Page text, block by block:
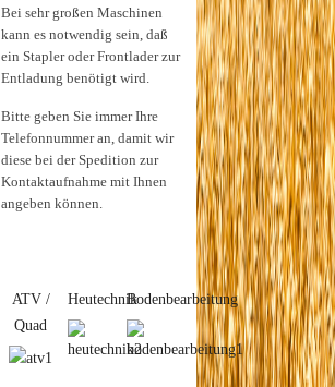
Bei sehr großen Maschinen
kann es notwendig sein, daß
ein Stapler oder Frontlader zur
Entladung benötigt wird.
Bitte geben Sie immer Ihre
Telefonnummer an, damit wir
diese bei der Spedition zur
Kontaktaufnahme mit Ihnen
angeben können.
ATV /
Quad
HeutechnikBodenbearbeitung